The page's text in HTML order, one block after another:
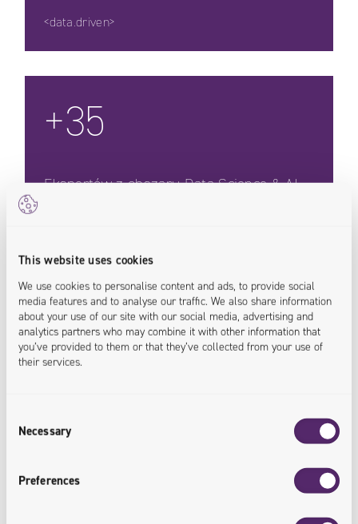
This website uses cookies
We use cookies to personalise content and ads, to provide social
media features and to analyse our traffic. We also share information
about your use of our site with our social media, advertising and
analytics partners who may combine it with other information that
you’ve provided to them or that they’ve collected from your use of
their services.
Selection
Necessary
Preferences
<data.driven>
+35
Ekspertów z obszaru Data Science & AI
Rezultaty osiągnięte
/Rozwiązania AI dla branży budowlanej